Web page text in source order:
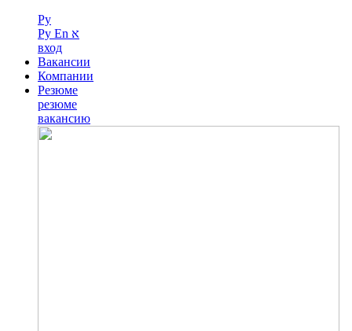
Ру
Ру En א
вход
Вакансии
Компании
Резюме
резюме
вакансию